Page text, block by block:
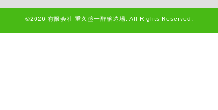
©2026 有限会社 重久盛一酢醸造場. All Rights Reserved.